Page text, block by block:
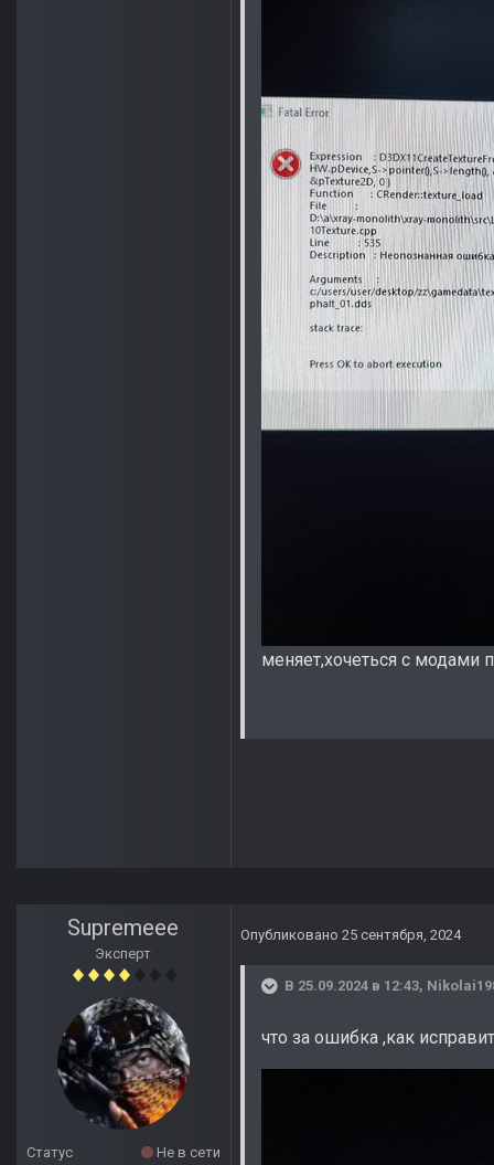
меняет,хочеться с модами
Supremeee
Эксперт
Статус
Не в сети
Опубликовано 25 сентября, 2024
В 25.09.2024 в 12:43,
что за ошибка ,как